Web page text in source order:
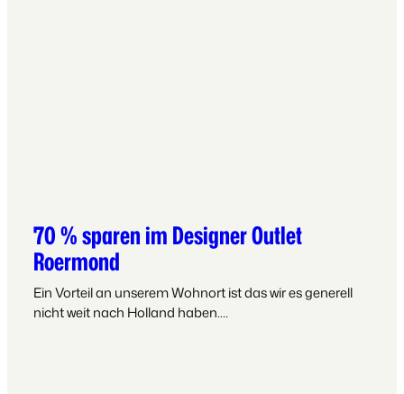
70 % sparen im Designer Outlet
Roermond
Ein Vorteil an unserem Wohnort ist das wir es generell
nicht weit nach Holland haben.…